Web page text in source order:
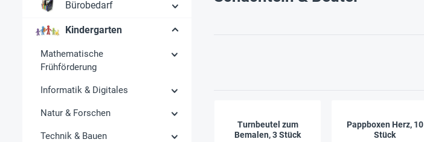
Bürobedarf
Kindergarten
Mathematische
Frühförderung
Informatik & Digitales
Natur & Forschen
Technik & Bauen
Turnbeutel zum
Bemalen, 3 Stück
Pappboxen Herz, 10
Stück